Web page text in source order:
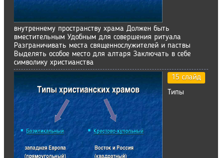
внутреннему пространству храма Должен быть
вместительным Удобным для совершения ритуала
Разграничивать места священнослужителей и паствы
Выделять особое место для алтаря Заключать в себе
символику христианства
15 слайд
Типы